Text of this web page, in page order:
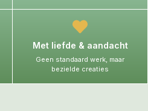
Met liefde & aandacht
Geen standaard werk, maar
bezielde creaties